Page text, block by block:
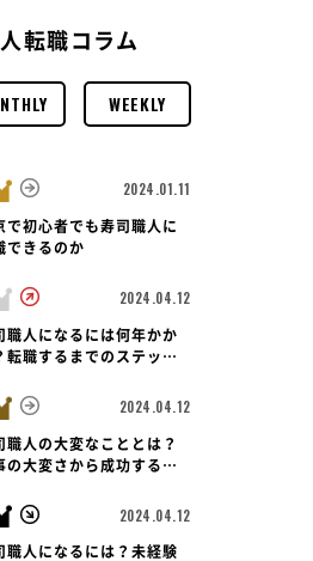
転職コラム
WEEKLY
2024.01.11
で初心者でも寿司職人に
できるのか
2024.04.12
職人になるには何年かか
転職するまでのステップ
2024.04.12
職人の大変なこととは？
の大変さから成功する転
2024.04.12
職人になるには？未経験